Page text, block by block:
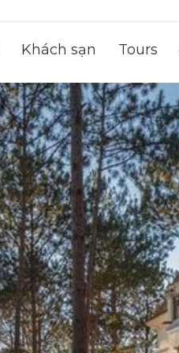
Khách sạn Tours